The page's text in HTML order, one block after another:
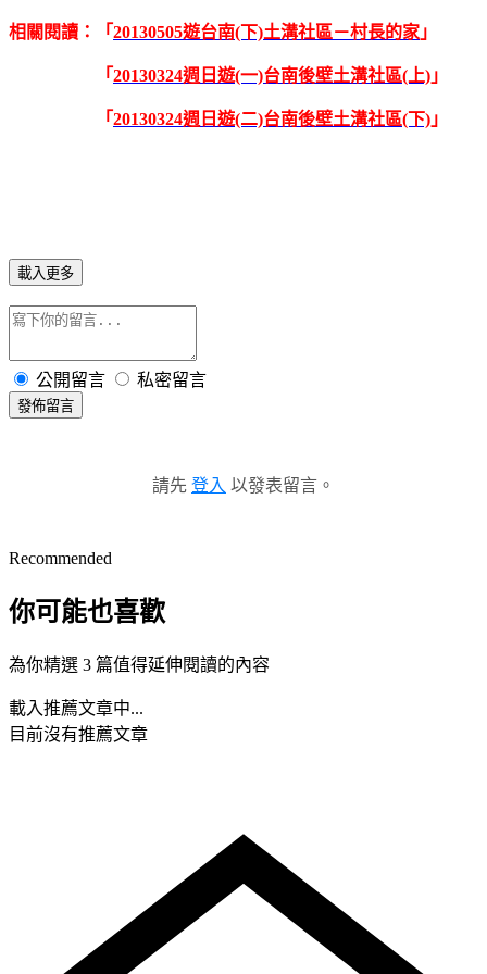
相關閱讀：「20130505遊台南(下)土溝社區－村長的家 」
「20130324週日遊(一)台南後壁土溝社區(上) 」
「20130324週日遊(二)台南後壁土溝社區(下) 」
載入更多
公開留言 私密留言
發佈留言
請先 登入 以發表留言。
Recommended
你可能也喜歡
為你精選 3 篇值得延伸閱讀的內容
載入推薦文章中...
目前沒有推薦文章